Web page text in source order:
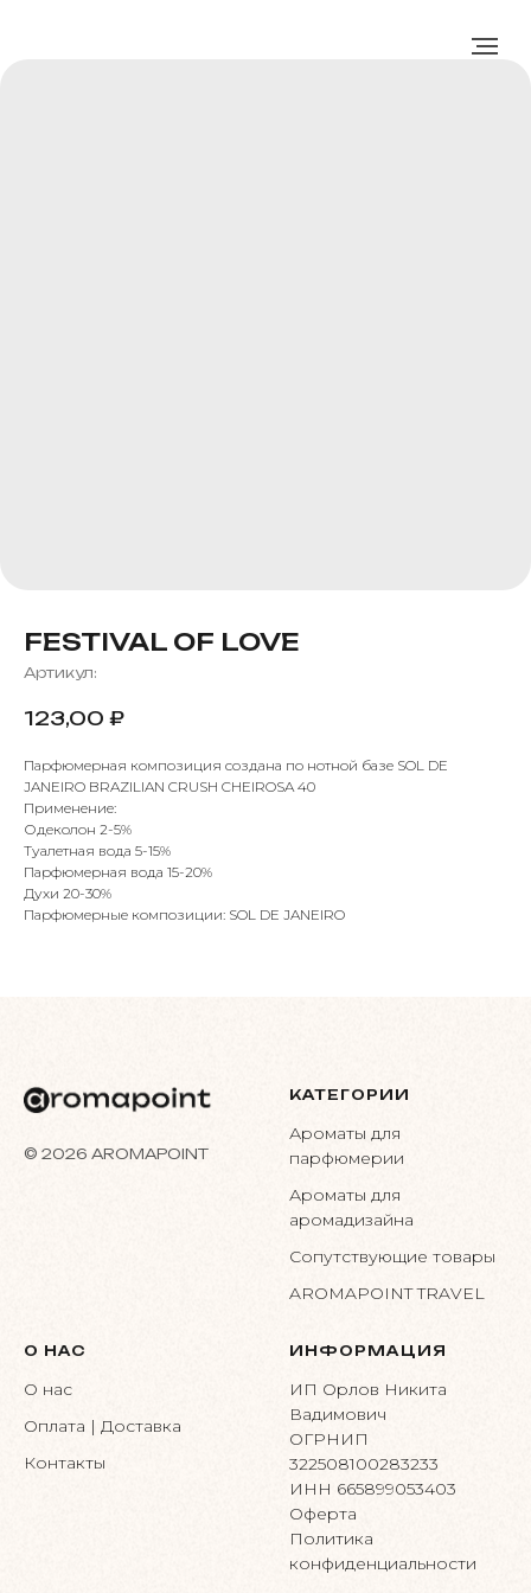
FESTIVAL OF LOVE
Артикул:
123,00 ₽
Парфюмерная композиция создана по нотной базе SOL DE
JANEIRO BRAZILIAN CRUSH CHEIROSA 40
Применение:
Одеколон 2-5%
Туалетная вода 5-15%
Парфюмерная вода 15-20%
Духи 20-30%
Парфюмерные композиции: SOL DE JANEIRO
© 2026 AROMAPOINT
КАТЕГОРИИ
Ароматы для
парфюмерии
Ароматы для
аромадизайна
Сопутствующие товары
AROMAPOINT TRAVEL
О НАС
О нас
Оплата | Доставка
Контакты
ИНФОРМАЦИЯ
ИП Орлов Никита
Вадимович
ОГРНИП
322508100283233
ИНН 665899053403
Оферта
Политика
конфиденциальности